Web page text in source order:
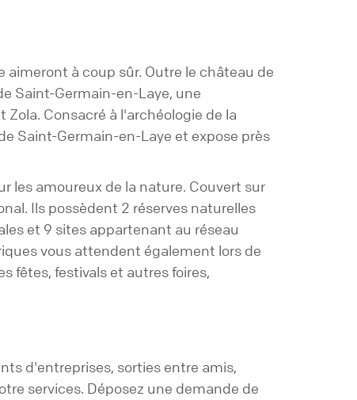
à coup sûr. Outre le château de
Saint-Germain-en-Laye, une
Consacré à l'archéologie de la
Saint-Germain-en-Laye et expose près
les amoureux de la nature. Couvert sur
Ils possèdent 2 réserves naturelles
et 9 sites appartenant au réseau
vous attendent également lors de
fêtes, festivals et autres foires,
d'entreprises, sorties entre amis,
services. Déposez une demande de